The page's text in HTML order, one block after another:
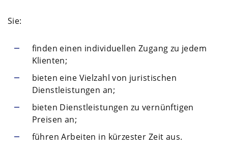
Sie:
finden einen individuellen Zugang zu jedem
Klienten;
bieten eine Vielzahl von juristischen
Dienstleistungen an;
bieten Dienstleistungen zu vernünftigen
Preisen an;
führen Arbeiten in kürzester Zeit aus.